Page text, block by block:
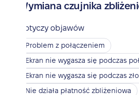
Wymiana czujnika
Dotyczy objawów
Problem z połączeniem
Ekran nie wygasza się podczas
Ekran nie wygasza się podczas
Nie działa płatność zbliżeniowa